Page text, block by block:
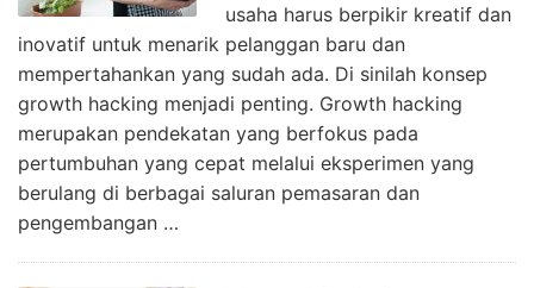
usaha harus berpikir kreatif dan
inovatif untuk menarik pelanggan baru dan
mempertahankan yang sudah ada. Di sinilah konsep
growth hacking menjadi penting. Growth hacking
merupakan pendekatan yang berfokus pada
pertumbuhan yang cepat melalui eksperimen yang
berulang di berbagai saluran pemasaran dan
pengembangan …